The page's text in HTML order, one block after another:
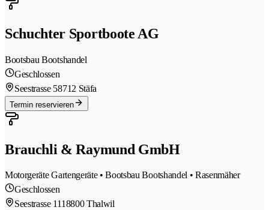
Schuchter Sportboote AG
Bootsbau Bootshandel
Geschlossen
Seestrasse 58712 Stäfa
Termin reservieren
Brauchli & Raymund GmbH
Motorgeräte Gartengeräte • Bootsbau Bootshandel • Rasenmäher
Geschlossen
Seestrasse 1118800 Thalwil